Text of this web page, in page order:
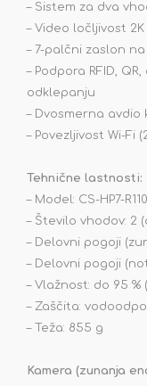
– Sistem za dva
– Video ločljivost 2K
– 7-palčni zaslon
– Podpora RFID,
odklepanju
– Dvosmerna avdio
– Povezljivost Wi-Fi
Tehnične lastnosti:
– Model: CS-HP7-
– Število vhodov: 2
– Delovni pogoji
– Delovni pogoji
– Vlažnost: do 95
– Zaščita:
– Teža: 855 g
Kamera (zunanja